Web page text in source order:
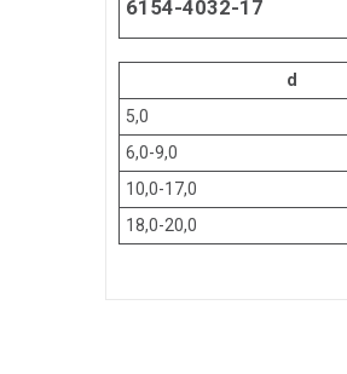
6154-4032-17
d
5,0
6,0-9,0
10,0-17,0
18,0-20,0